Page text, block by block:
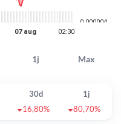
1j Max
30d
1j
16,80% 80,70%